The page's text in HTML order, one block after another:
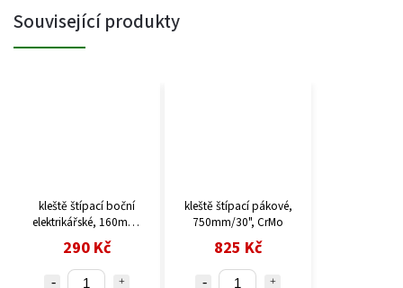
Související produkty
kleště štípací boční
elektrikářské, 160mm,
1000V
290 Kč
kleště štípací pákové,
750mm/30", CrMo
825 Kč